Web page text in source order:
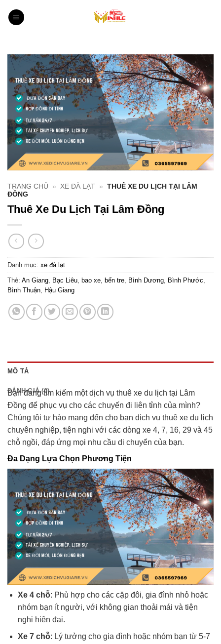
qua
TRANG CHỦ » XE ĐÀ LẠT »
THUÊ XE DU LỊCH TẠI LÂM
ĐỒNG
Thuê Xe Du Lịch Tại Lâm Đồng
Danh mục: xe đà lạt
Thẻ: An Giang Bạc Liêu bao xe bến tre Bình Dương Bình Phước
Bình Thuận Hậu Giang
MÔ TẢ
ĐÁNH GIÁ (0)
Bạn đang tìm kiếm một dịch vụ thuê xe du lịch tại Lâm
Đồng để phục vụ cho các chuyến đi liên tỉnh của mình?
Chúng tôi tự hào mang đến cho bạn dịch vụ thuê xe du lịch
chuyên nghiệp, tiện nghi với các dòng xe 4, 7, 16, 29 và 45
chỗ ngồi, đáp ứng mọi nhu cầu di chuyển của bạn.
Đa Dạng Lựa Chọn Phương Tiện
Xe 4 chỗ: Phù hợp cho các cặp đôi, gia đình nhỏ hoặc
nhóm bạn ít người, với không gian thoải mái và tiện
nghi hiện đại.
Xe 7 chỗ: Lý tưởng cho gia đình hoặc nhóm bạn từ 5-7